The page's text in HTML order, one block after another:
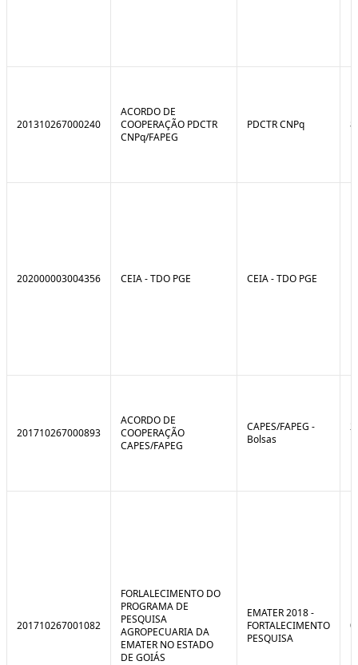
201310267000240
ACORDO DE
COOPERAÇÃO PDCTR
CNPq/FAPEG
PDCTR CNPq
202000003004356 CEIA - TDO PGE CEIA - TDO PGE
201710267000893
ACORDO DE
COOPERAÇÃO
CAPES/FAPEG
CAPES/FAPEG -
Bolsas
201710267001082
FORLALECIMENTO DO
PROGRAMA DE
PESQUISA
AGROPECUARIA DA
EMATER NO ESTADO
DE GOIÁS
EMATER 2018 -
FORTALECIMENTO
PESQUISA